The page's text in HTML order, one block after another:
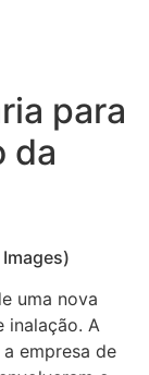
para
da
uma nova
inalação. A
empresa de